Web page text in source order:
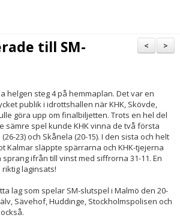
>
<
till SM-
helgen steg 4 på hemmaplan. Det var en
publik i idrottshallen när KHK, Skövde,
göra upp om finalbiljetten. Trots en hel del
sämre spel kunde KHK vinna de två första
23) och Skånela (20-15). I den sista och helt
Kalmar släppte spärrarna och KHK-tjejerna
ifrån till vinst med siffrorna 31-11. En
laginsats!
lag som spelar SM-slutspel i Malmö den 20-
Sävehof, Huddinge, Stockholmspolisen och